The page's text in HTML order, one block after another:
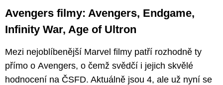
Avengers filmy: Avengers, Endgame,
Infinity War, Age of Ultron
Mezi nejoblíbenější Marvel filmy patří rozhodně ty
přímo o Avengers, o čemž svědčí i jejich skvělé
hodnocení na ČSFD. Aktuálně jsou 4, ale už nyní se